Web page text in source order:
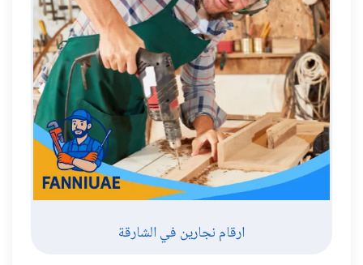
ارقام نجارين في الشارقة